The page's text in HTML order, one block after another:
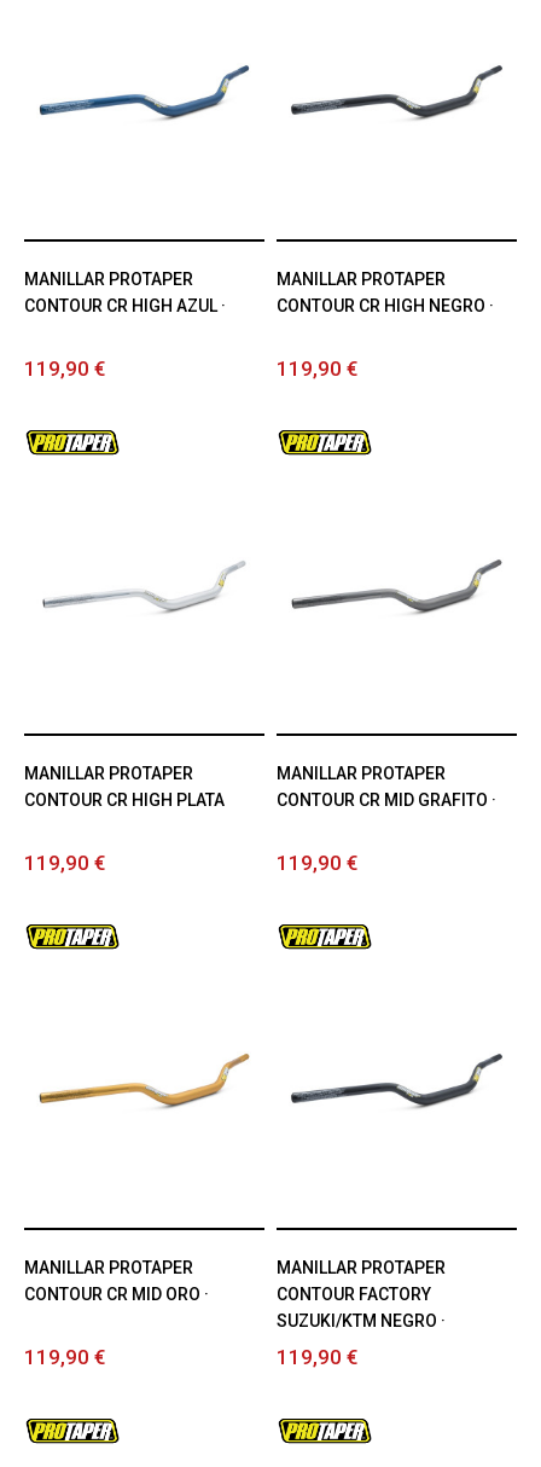
MANILLAR PROTAPER
CONTOUR CR HIGH AZUL ·
119,90 €
MANILLAR PROTAPER
CONTOUR CR HIGH NEGRO ·
119,90 €
MANILLAR PROTAPER
CONTOUR CR HIGH PLATA
119,90 €
MANILLAR PROTAPER
CONTOUR CR MID GRAFITO ·
119,90 €
MANILLAR PROTAPER
CONTOUR CR MID ORO ·
119,90 €
MANILLAR PROTAPER
CONTOUR FACTORY
SUZUKI/KTM NEGRO ·
119,90 €